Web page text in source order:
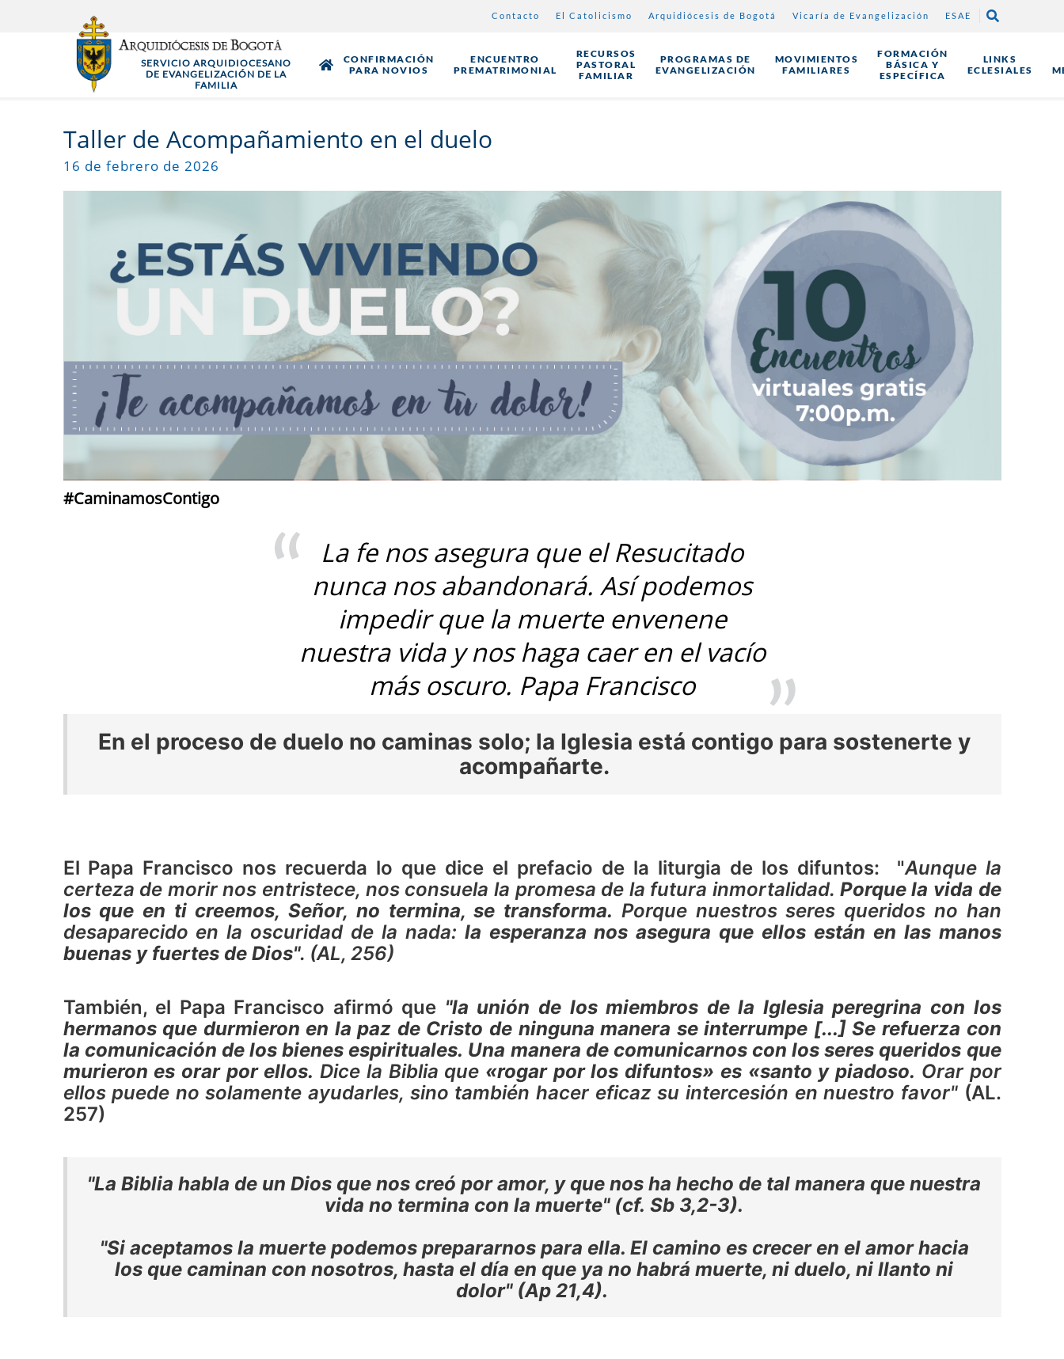
Contacto El Catolicismo Arquidiócesis de Bogotá Vicaría de Evangelización ESAE
SERVICIO ARQUIDIOCESANO
DE EVANGELIZACIÓN DE LA
FAMILIA
CONFIRMACIÓN
PARA NOVIOS
ENCUENTRO
PREMATRIMONIAL
RECURSOS
PASTORAL
FAMILIAR
PROGRAMAS DE
EVANGELIZACIÓN
MOVIMIENTOS
FAMILIARES
FORMACIÓN
BÁSICA Y
ESPECÍFICA
LINKS
ECLESIALES
Taller de Acompañamiento en el duelo
16 de febrero de 2026
#CaminamosContigo
La fe nos asegura que el Resucitado
nunca nos abandonará. Así podemos
impedir que la muerte envenene
nuestra vida y nos haga caer en el vacío
más oscuro. Papa Francisco
En el proceso de duelo no caminas solo; la Iglesia está contigo para sostenerte y
acompañarte.
El Papa Francisco nos recuerda lo que dice el prefacio de la liturgia de los difuntos: "Aunque la
certeza de morir nos entristece, nos consuela la promesa de la futura inmortali­dad. Porque la vida de
los que en ti creemos, Señor, no termina, se transforma. Porque nuestros seres queridos no han
desaparecido en la oscuridad de la nada: la esperanza nos asegura que ellos están en las manos
buenas y fuertes de Dios". (AL, 256)
También, el Papa Francisco afirmó que "la unión de los miembros de la Iglesia peregrina con los
hermanos que durmieron en la paz de Cristo de ninguna manera se interrumpe [...] Se refuerza con
la comunicación de los bienes espirituales. Una manera de comunicarnos con los seres queridos que
murieron es orar por ellos. Dice la Biblia que «rogar por los difuntos» es «santo y piadoso. Orar por
ellos puede no solamente ayudarles, sino también hacer eficaz su intercesión en nuestro favor"(AL.
257)
"La Biblia habla de un Dios que nos creó por amor, y que nos ha hecho de tal manera que nuestra
vida no termina con la muerte" (cf. Sb 3,2-3).
"Si aceptamos la muerte podemos prepararnos para ella. El camino es crecer en el amor hacia
los que caminan con nosotros, hasta el día en que ya no habrá muerte, ni duelo, ni llanto ni
dolor" (Ap 21,4).